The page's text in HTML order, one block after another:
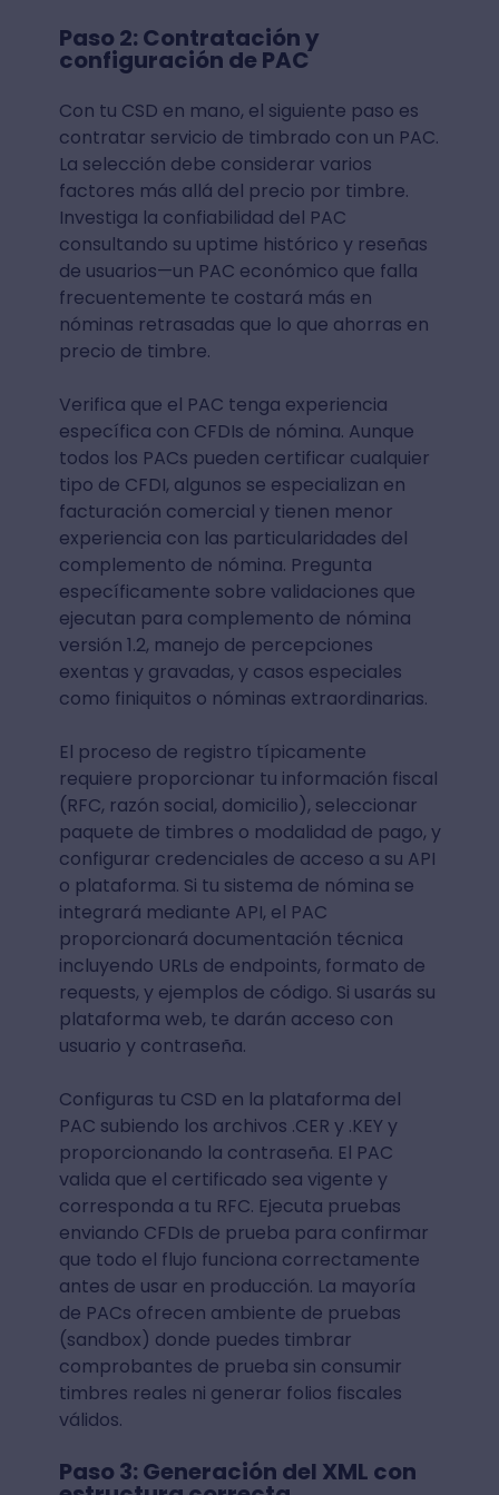
Paso 2: Contratación y
configuración de PAC
Con tu CSD en mano, el siguiente paso es
contratar servicio de timbrado con un PAC.
La selección debe considerar varios
factores más allá del precio por timbre.
Investiga la confiabilidad del PAC
consultando su uptime histórico y reseñas
de usuarios—un PAC económico que falla
frecuentemente te costará más en
nóminas retrasadas que lo que ahorras en
precio de timbre.
Verifica que el PAC tenga experiencia
específica con CFDIs de nómina. Aunque
todos los PACs pueden certificar cualquier
tipo de CFDI, algunos se especializan en
facturación comercial y tienen menor
experiencia con las particularidades del
complemento de nómina. Pregunta
específicamente sobre validaciones que
ejecutan para complemento de nómina
versión 1.2, manejo de percepciones
exentas y gravadas, y casos especiales
como finiquitos o nóminas extraordinarias.
El proceso de registro típicamente
requiere proporcionar tu información fiscal
(RFC, razón social, domicilio), seleccionar
paquete de timbres o modalidad de pago, y
configurar credenciales de acceso a su API
o plataforma. Si tu sistema de nómina se
integrará mediante API, el PAC
proporcionará documentación técnica
incluyendo URLs de endpoints, formato de
requests, y ejemplos de código. Si usarás su
plataforma web, te darán acceso con
usuario y contraseña.
Configuras tu CSD en la plataforma del
PAC subiendo los archivos .CER y .KEY y
proporcionando la contraseña. El PAC
valida que el certificado sea vigente y
corresponda a tu RFC. Ejecuta pruebas
enviando CFDIs de prueba para confirmar
que todo el flujo funciona correctamente
antes de usar en producción. La mayoría
de PACs ofrecen ambiente de pruebas
(sandbox) donde puedes timbrar
comprobantes de prueba sin consumir
timbres reales ni generar folios fiscales
válidos.
Paso 3: Generación del XML con